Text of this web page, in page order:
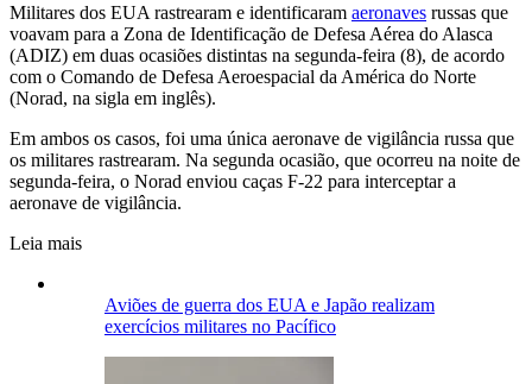
Militares dos EUA rastrearam e identificaram aeronaves russas que
voavam para a Zona de Identificação de Defesa Aérea do Alasca
(ADIZ) em duas ocasiões distintas na segunda-feira (8), de acordo
com o Comando de Defesa Aeroespacial da América do Norte
(Norad, na sigla em inglês).
Em ambos os casos, foi uma única aeronave de vigilância russa que
os militares rastrearam. Na segunda ocasião, que ocorreu na noite de
segunda-feira, o Norad enviou caças F-22 para interceptar a
aeronave de vigilância.
Leia mais
Aviões de guerra dos EUA e Japão realizam
exercícios militares no Pacífico